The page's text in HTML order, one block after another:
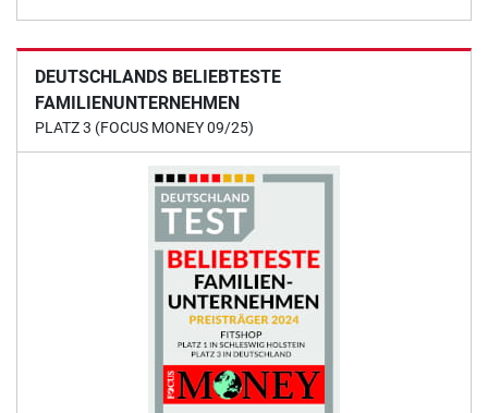
DEUTSCHLANDS BELIEBTESTE
FAMILIENUNTERNEHMEN
PLATZ 3 (FOCUS MONEY 09/25)